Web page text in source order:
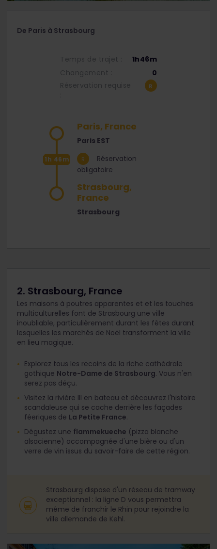
De Paris à Strasbourg
Temps de trajet :
1h46m
Changement :
0
Réservation requise
Paris, France
Paris EST
1h 46m
Réservation
obligatoire
Strasbourg,
France
Strasbourg
2. Strasbourg, France
Les maisons à poutres apparentes et et les touches
multiculturelles font de Strasbourg une ville
inoubliable, particulièrement durant les fêtes durant
lesquelles les marchés de Noël transforment la ville
en lieu magique.
Explorez tous les recoins de la riche cathédrale
gothique Notre-Dame de Strasbourg. Vous n'en
serez pas déçu.
Visitez la rivière Ill en bateau et découvrez l'histoire
scandaleuse qui se cache derrière les façades
féeriques de La Petite France.
Dégustez une flammekueche (pizza blanche
alsacienne) accompagnée d'une bière ou d'un
verre de vin issus du savoir-faire de cette région.
Strasbourg dispose d'un réseau de tramway
exceptionnel : la ligne D vous permettra
même de franchir le Rhin pour rejoindre la
ville allemande de Kehl.